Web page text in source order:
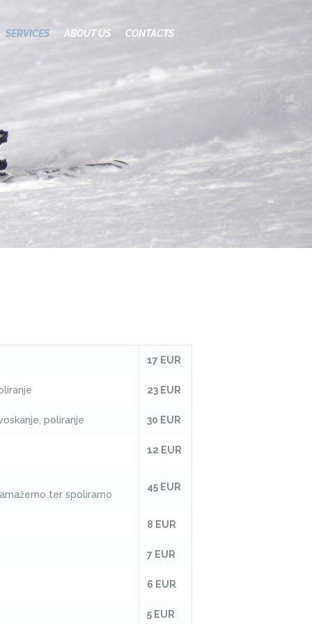
SERVICES ABOUT US CONTACTS
17 EUR
23 EUR
poliranje 30 EUR
12 EUR
ter spoliramo
45 EUR
8 EUR
7 EUR
6 EUR
5 EUR